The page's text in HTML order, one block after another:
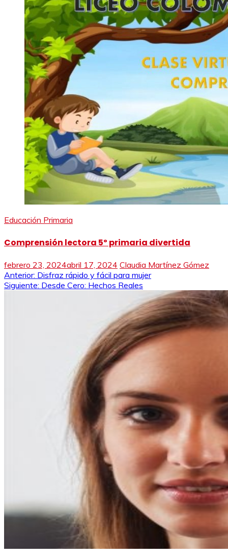
Educación Primaria
Comprensión lectora 5º primaria divertida
febrero 23, 2024abril 17, 2024 Claudia Martínez Gómez
Navegación
de
Anterior: Disfraz rápido y fácil para mujer
Siguiente: Desde Cero: Hechos Reales